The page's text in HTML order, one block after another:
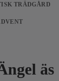
TRÄDGÅRD
äs